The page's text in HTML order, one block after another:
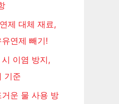
제 대체 재료,
연제 빼기!
이염 방지,
기준
운 물 사용 방